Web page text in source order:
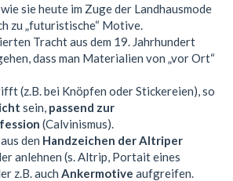
sie heute im Zuge der Landhausmode
zu „futuristische“ Motive.
Tracht aus dem 19. Jahrhundert
dass man Materialien von „vor Ort“
(z.B. bei Knöpfen oder Stickereien), so
sein, passend zur
(Calvinismus).
den Handzeichen der Altriper
anlehnen (s. Altrip, Portait eines
z.B. auch Ankermotive aufgreifen.